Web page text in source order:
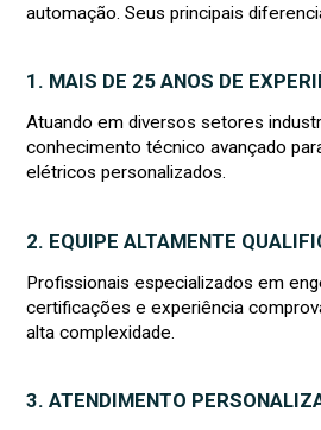
automação. Seus principais
1. MAIS DE 25 ANOS DE
Atuando em diversos setores
conhecimento técnico avançado
elétricos personalizados.
2. EQUIPE ALTAMENTE
Profissionais especializados em
certificações e experiência
alta complexidade.
3. ATENDIMENTO